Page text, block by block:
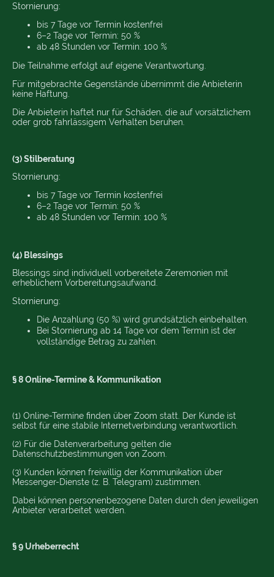
Stornierung:
bis 7 Tage vor Termin kostenfrei
6–2 Tage vor Termin: 50 %
ab 48 Stunden vor Termin: 100 %
Die Teilnahme erfolgt auf eigene Verantwortung.
Für mitgebrachte Gegenstände übernimmt die Anbieterin
keine Haftung.
Die Anbieterin haftet nur für Schäden, die auf vorsätzlichem
oder grob fahrlässigem Verhalten beruhen.
(3) Stilberatung
Stornierung:
bis 7 Tage vor Termin kostenfrei
6–2 Tage vor Termin: 50 %
ab 48 Stunden vor Termin: 100 %
(4) Blessings
Blessings sind individuell vorbereitete Zeremonien mit
erheblichem Vorbereitungsaufwand.
Stornierung:
Die Anzahlung (50 %) wird grundsätzlich einbehalten.
Bei Stornierung ab 14 Tage vor dem Termin ist der
vollständige Betrag zu zahlen.
§ 8 Online-Termine & Kommunikation
(1) Online-Termine finden über Zoom statt. Der Kunde ist
selbst für eine stabile Internetverbindung verantwortlich.
(2) Für die Datenverarbeitung gelten die
Datenschutzbestimmungen von Zoom.
(3) Kunden können freiwillig der Kommunikation über
Messenger-Dienste (z. B. Telegram) zustimmen.
Dabei können personenbezogene Daten durch den jeweiligen
Anbieter verarbeitet werden.
§ 9 Urheberrecht